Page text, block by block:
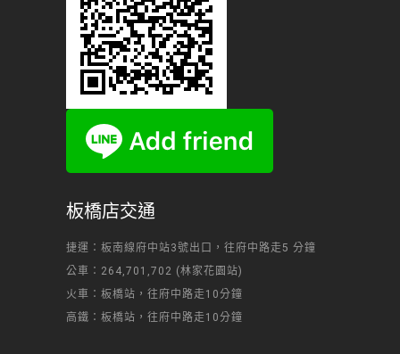
板橋店交通
捷運：板南線府中站3號出口，往府中路走5 分鐘
公車：264,701,702 (林家花園站)
火車：板橋站，往府中路走10分鐘
高鐵：板橋站，往府中路走10分鐘